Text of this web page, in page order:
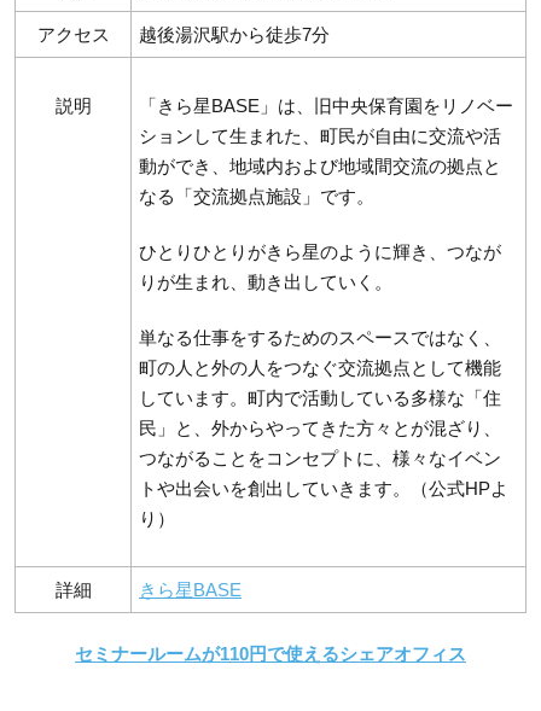
アクセス 越後湯沢駅から徒歩7分
説明
「きら星BASE」は、旧中央保育園をリノベー
ションして生まれた、町民が自由に交流や活
動ができ、地域内および地域間交流の拠点と
なる「交流拠点施設」です。
ひとりひとりがきら星のように輝き、つなが
りが生まれ、動き出していく。
単なる仕事をするためのスペースではなく、
町の人と外の人をつなぐ交流拠点として機能
しています。町内で活動している多様な「住
民」と、外からやってきた方々とが混ざり、
つながることをコンセプトに、様々なイベン
トや出会いを創出していきます。（公式HPよ
り）
詳細 きら星BASE
セミナールームが110円で使えるシェアオフィス